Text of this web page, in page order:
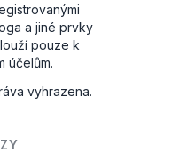
a jiné prvky
pouze k
účelům.
vyhrazena.